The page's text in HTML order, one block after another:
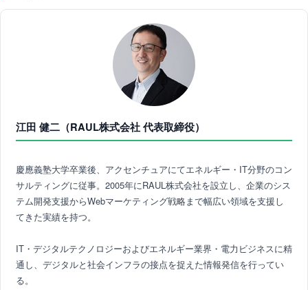
江田 健二（RAUL株式会社 代表取締役）
慶應義塾大学卒業後、アクセンチュアにてエネルギー・IT分野のコン
サルティングに従事。2005年にRAUL株式会社を設立し、企業のシス
テム開発支援からWebマーケティング戦略まで幅広い領域を支援し
てきた実績を持つ。
IT・デジタルテクノロジーおよびエネルギー業界・電力ビジネスに精
通し、デジタルと社会インフラの接点を捉えた情報発信を行ってい
る。